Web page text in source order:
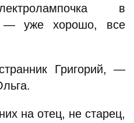
в
— уже хорошо, все
Григорий, —
на отец, не старец,